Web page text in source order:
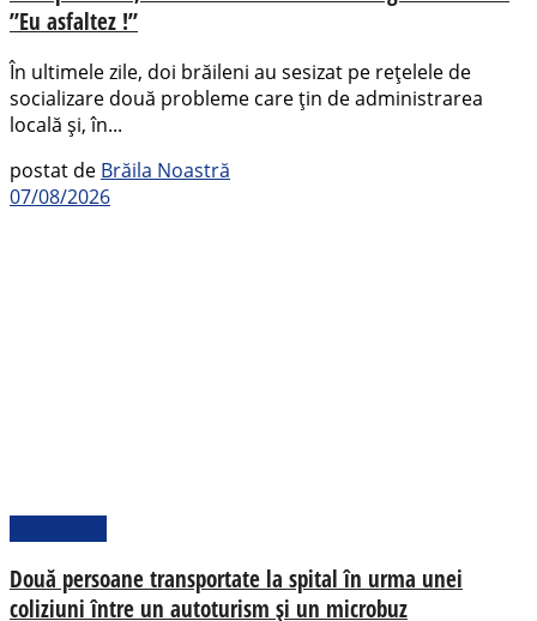
”Eu asfaltez !”
În ultimele zile, doi brăileni au sesizat pe rețelele de
socializare două probleme care țin de administrarea
locală și, în...
postat de Brăila Noastră
07/08/2026
Două persoane transportate la spital în urma unei
coliziuni între un autoturism și un microbuz